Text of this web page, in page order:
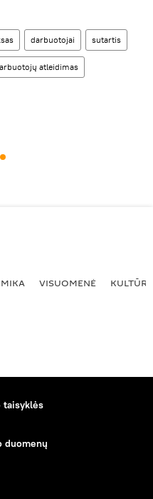
darbuotojai sutartis
atleidimas
VISUOMENĖ KULTŪRA
taisyklės
duomenų